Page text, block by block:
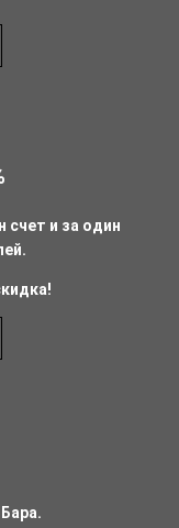
счет и за один